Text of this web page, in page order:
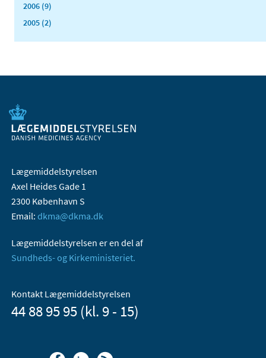
2006 (9)
2005 (2)
Lægemiddelstyrelsen
Axel Heides Gade 1
2300 København S
Email: dkma@dkma.dk
Lægemiddelstyrelsen er en del af
Sundheds- og Kirkeministeriet.
Kontakt Lægemiddelstyrelsen
44 88 95 95 (kl. 9 - 15)